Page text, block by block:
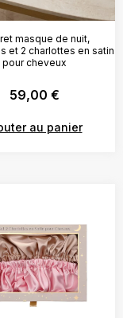
masque de nuit,
et 2 charlottes en satin
pour cheveux
59,00 €
au panier